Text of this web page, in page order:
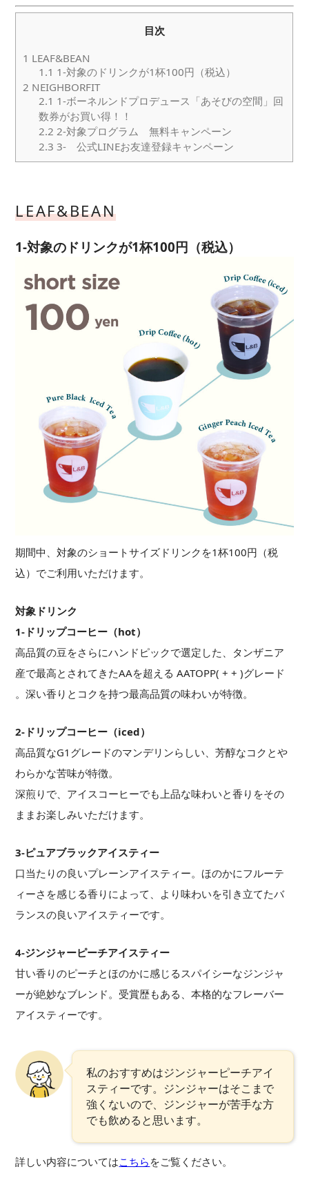
目次
1 LEAF&BEAN
1.1 1-対象のドリンクが1杯100円（税込）
2 NEIGHBORFIT
2.1 1-ボーネルンドプロデュース「あそびの空間」回
数券がお買い得！！
2.2 2-対象プログラム 無料キャンペーン
2.3 3- 公式LINEお友達登録キャンペーン
LEAF&BEAN
1-対象のドリンクが1杯100円（税込）
期間中、対象のショートサイズドリンクを1杯100円（税
込）でご利用いただけます。
対象ドリンク
1-ドリップコーヒー（hot）
高品質の豆をさらにハンドピックで選定した、タンザニア
産で最高とされてきたAAを超える AATOPP( + + )グレード
。深い香りとコクを持つ最高品質の味わいが特徴。
2-ドリップコーヒー（iced）
高品質なG1グレードのマンデリンらしい、芳醇なコクとや
わらかな苦味が特徴。
深煎りで、アイスコーヒーでも上品な味わいと香りをその
ままお楽しみいただけます。
3-ピュアブラックアイスティー
口当たりの良いプレーンアイスティー。ほのかにフルーテ
ィーさを感じる香りによって、より味わいを引き立てたバ
ランスの良いアイスティーです。
4-ジンジャーピーチアイスティー
甘い香りのピーチとほのかに感じるスパイシーなジンジャ
ーが絶妙なブレンド。受賞歴もある、本格的なフレーバー
アイスティーです。
私のおすすめはジンジャーピーチアイ
スティーです。ジンジャーはそこまで
強くないので、ジンジャーが苦手な方
でも飲めると思います。
詳しい内容についてはこちら をご覧ください。